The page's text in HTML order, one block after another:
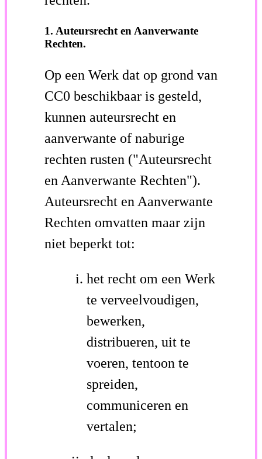
1. Auteursrecht en Aanverwante
Rechten.
Op een Werk dat op grond van
CC0 beschikbaar is gesteld,
kunnen auteursrecht en
aanverwante of naburige
rechten rusten ("Auteursrecht
en Aanverwante Rechten").
Auteursrecht en Aanverwante
Rechten omvatten maar zijn
niet beperkt tot:
het recht om een Werk
te verveelvoudigen,
bewerken,
distribueren, uit te
voeren, tentoon te
spreiden,
communiceren en
vertalen;